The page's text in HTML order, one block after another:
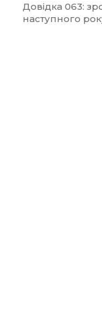
Довідка 063:
наступного